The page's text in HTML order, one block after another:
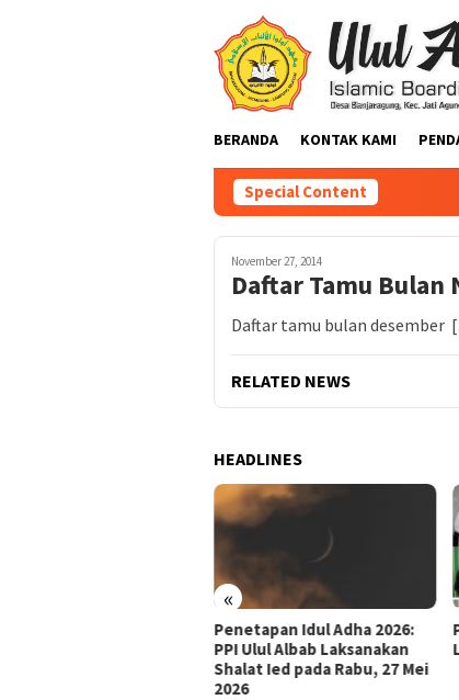
BERANDA KONTAK KAMI
Special Content
November 27, 2014
Daftar Tamu Bulan
Daftar tamu bulan desember
RELATED NEWS
HEADLINES
«
Penetapan Idul Adha 2026:
PPI Ulul Albab Laksanakan
Shalat Ied pada Rabu, 27 Mei
2026